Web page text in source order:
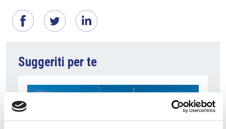
Suggeriti per te